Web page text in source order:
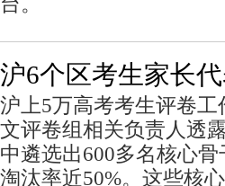
沪6个区考生家长
沪上5万高考考生评卷
文评卷组相关负责人透
中遴选出600多名核心
淘汰率近50%。这些核